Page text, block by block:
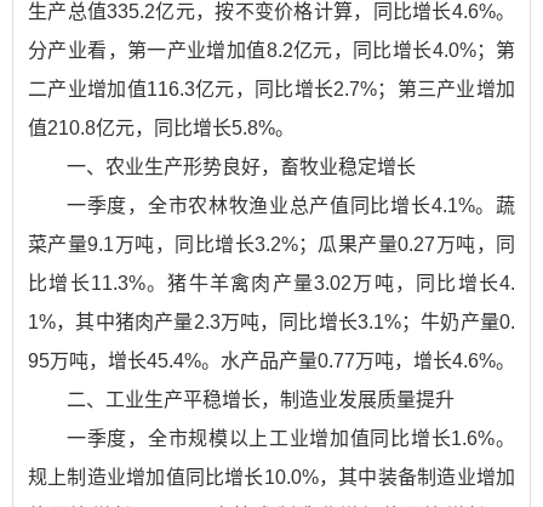
生产总值335.2亿元，按不变价格计算，同比增长4.6%。
分产业看，第一产业增加值8.2亿元，同比增长4.0%；第
二产业增加值116.3亿元，同比增长2.7%；第三产业增加
值210.8亿元，同比增长5.8%。
一、农业生产形势良好，畜牧业稳定增长
一季度，全市农林牧渔业总产值同比增长4.1%。蔬
菜产量9.1万吨，同比增长3.2%；瓜果产量0.27万吨，同
比增长11.3%。猪牛羊禽肉产量3.02万吨，同比增长4.
1%，其中猪肉产量2.3万吨，同比增长3.1%；牛奶产量0.
95万吨，增长45.4%。水产品产量0.77万吨，增长4.6%。
二、工业生产平稳增长，制造业发展质量提升
一季度，全市规模以上工业增加值同比增长1.6%。
规上制造业增加值同比增长10.0%，其中装备制造业增加